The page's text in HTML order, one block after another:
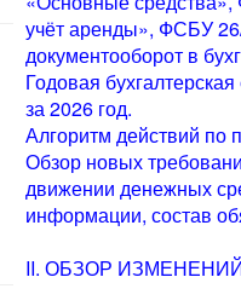
учёт аренды», ФСБУ
документооборот в
Годовая
за 2026 год.
Алгоритм действий по
Обзор новых
движении денежных
информации, состав
II. ОБЗОР ИЗМЕНЕНИЙ